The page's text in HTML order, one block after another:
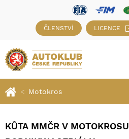
ČLENSTVÍ LICENCE
Motokros
KŮTA MMČR V MOTOKROSU